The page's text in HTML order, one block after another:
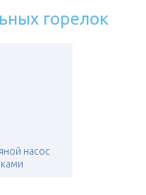
горелок
насос